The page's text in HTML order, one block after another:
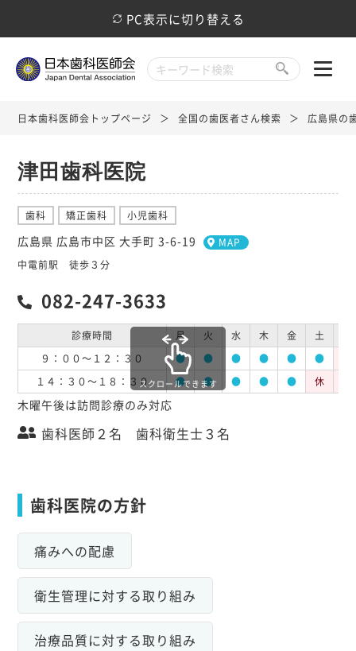
PC表示に切り替える
日本歯科医師会トップページ 全国の歯医者さん検索 広島県の
津田歯科医院
歯科 矯正歯科 小児歯科
広島県 広島市中区 大手町 3-6-19
MAP
中電前駅 徒歩３分
082-247-3633
診療時間 月 火 水 木 金 土
９：００～１２：３０
● ● ● ● ● ●
１４：３０～１８：３０
● ● ● ● ● 休
スクロールできます
木曜午後は訪問診療のみ対応
歯科医師２名 歯科衛生士３名
歯科医院の方針
痛みへの配慮
衛生管理に対する取り組み
治療品質に対する取り組み